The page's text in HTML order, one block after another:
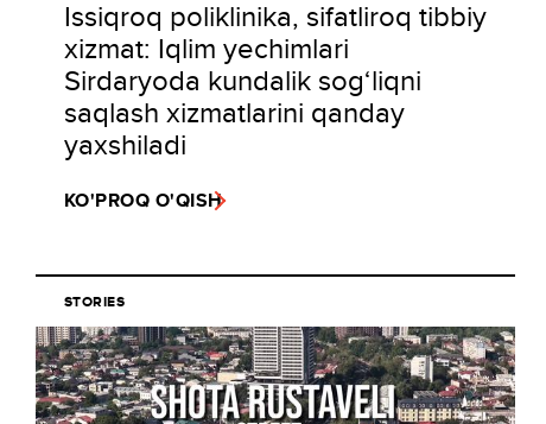
Issiqroq poliklinika, sifatliroq tibbiy
xizmat: Iqlim yechimlari
Sirdaryoda kundalik sog‘liqni
saqlash xizmatlarini qanday
yaxshiladi
KO'PROQ O'QISH
STORIES